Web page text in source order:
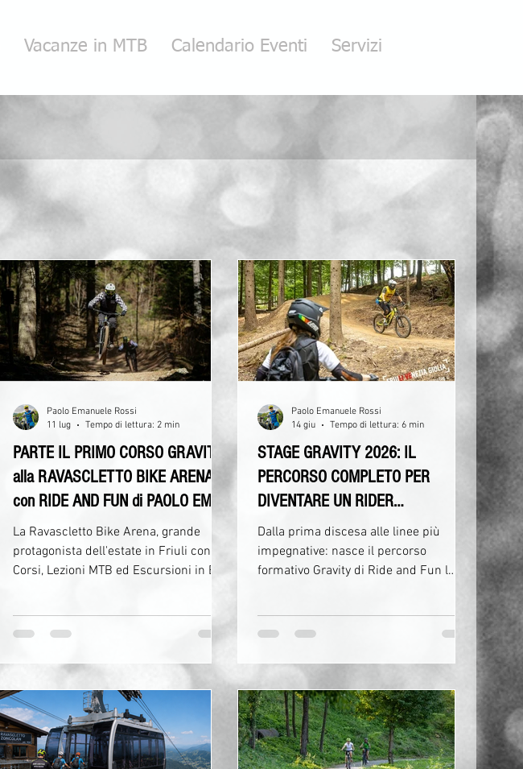
Vacanze in MTB Calendario Eventi Servizi
PARTE IL PRIMO CORSO GRAVITY
alla RAVASCLETTO BIKE ARENA
con RIDE AND FUN di PAOLO EMA
La Ravascletto Bike Arena, grande
protagonista dell'estate in Friuli con
Corsi, Lezioni MTB ed Escursioni in E-
novità dedicata agli appassionati di
il via il primo Stage Gravity 2.0 – Livello
Intermedio, un corso pensato per chi
desidera perfezionare la propria
tecnica di guida in discesa e affrontare
i trail del bike park con maggiore
sicurezza, controllo e divertim
Paolo Emanuele Rossi
11 lug
Tempo di lettura: 2 min
STAGE GRAVITY 2026: IL
PERCORSO COMPLETO PER
DIVENTARE UN RIDER
CONSAPEVOLE NEI BIKE PARK
DEL FRIULI VENEZIA GIULIA
Dalla prima discesa alle linee più
impegnative: nasce il percorso
formativo Gravity di Ride and Fun l
Sempre più appassionati scelgono di
piacere della guida in discesa,
migliorare la propria tecnica e vivere
emozioni uniche immersi nella
montagna. Tuttavia, affrontare un bike
park senza una preparazione adeguata
può trasformare rapidamente il
Paolo Emanuele Rossi
14 giu
Tempo di lettura: 6 min